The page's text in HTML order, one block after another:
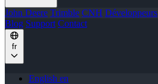
John Deere Trimble CNH Développeurs
Blog Support Contact
fr
English en